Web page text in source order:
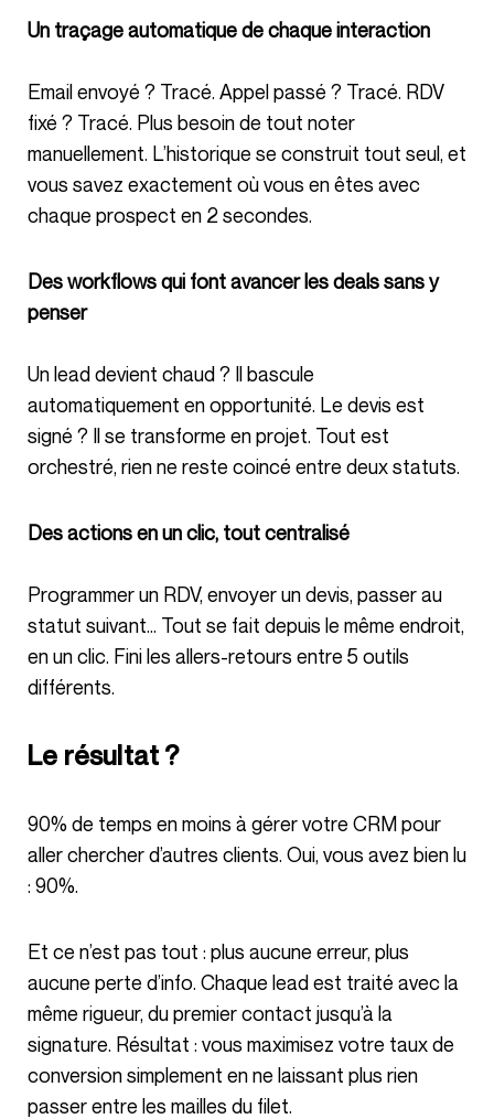
Un traçage automatique de chaque interaction
Email envoyé ? Tracé. Appel passé ? Tracé. RDV
fixé ? Tracé. Plus besoin de tout noter
manuellement. L’historique se construit tout seul, et
vous savez exactement où vous en êtes avec
chaque prospect en 2 secondes.
Des workflows qui font avancer les deals sans y
penser
Un lead devient chaud ? Il bascule
automatiquement en opportunité. Le devis est
signé ? Il se transforme en projet. Tout est
orchestré, rien ne reste coincé entre deux statuts.
Des actions en un clic, tout centralisé
Programmer un RDV, envoyer un devis, passer au
statut suivant… Tout se fait depuis le même endroit,
en un clic. Fini les allers-retours entre 5 outils
différents.
Le résultat ?
90% de temps en moins à gérer votre CRM pour
aller chercher d’autres clients. Oui, vous avez bien lu
: 90%.
Et ce n’est pas tout : plus aucune erreur, plus
aucune perte d’info. Chaque lead est traité avec la
même rigueur, du premier contact jusqu’à la
signature. Résultat : vous maximisez votre taux de
conversion simplement en ne laissant plus rien
passer entre les mailles du filet.